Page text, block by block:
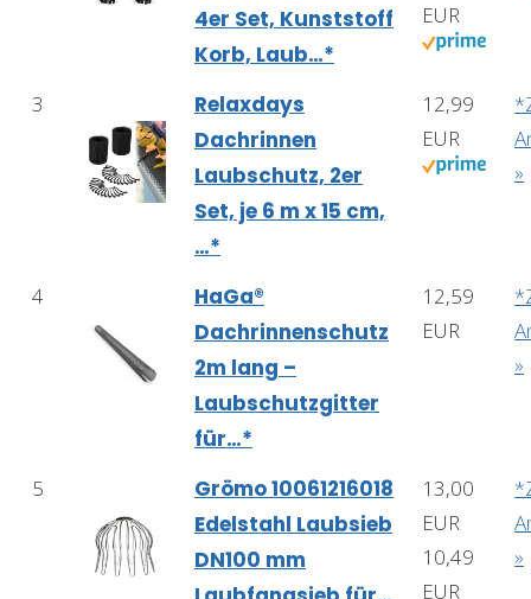
4er Set, Kunststoff
Korb, Laub…*
EUR
3
Relaxdays
Dachrinnen
Laubschutz, 2er
Set, je 6 m x 15 cm,
…*
12,99
EUR
»
4
HaGa®
Dachrinnenschutz
2m lang –
Laubschutzgitter
für…*
12,59
EUR
»
5
Grömo 10061216018
Edelstahl Laubsieb
DN100 mm
13,00
EUR
10,49
EUR
»